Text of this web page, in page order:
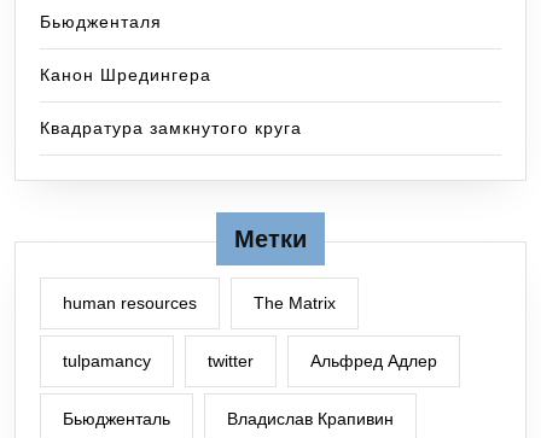
Бьюдженталя
Канон Шредингера
Квадратура замкнутого круга
Метки
human resources The Matrix
tulpamancy twitter Альфред Адлер
Бьюдженталь Владислав Крапивин